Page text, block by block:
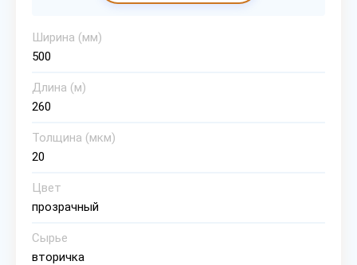
Ширина (мм)
500
Длина (м)
260
Толщина (мкм)
20
Цвет
прозрачный
Сырье
вторичка